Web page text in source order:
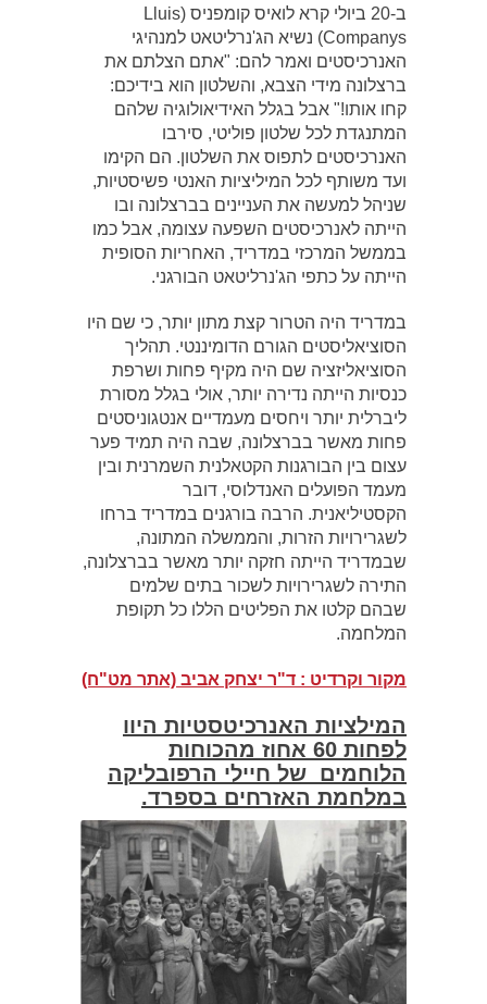
ב-20 ביולי קרא לואיס קומפניס (Lluis
Companys) נשיא הג'נרליטאט למנהיגי
האנרכיסטים ואמר להם: "אתם הצלתם את
ברצלונה מידי הצבא, והשלטון הוא בידיכם:
קחו אותו!" אבל בגלל האידיאולוגיה שלהם
המתנגדת לכל שלטון פוליטי, סירבו
האנרכיסטים לתפוס את השלטון. הם הקימו
ועד משותף לכל המיליציות האנטי פשיסטיות,
שניהל למעשה את העניינים בברצלונה ובו
הייתה לאנרכיסטים השפעה עצומה, אבל כמו
בממשל המרכזי במדריד, האחריות הסופית
הייתה על כתפי הג'נרליטאט הבורגני.
במדריד היה הטרור קצת מתון יותר, כי שם היו
הסוציאליסטים הגורם הדומיננטי. תהליך
הסוציאליזציה שם היה מקיף פחות ושרפת
כנסיות הייתה נדירה יותר, אולי בגלל מסורת
ליברלית יותר ויחסים מעמדיים אנטגוניסטים
פחות מאשר בברצלונה, שבה היה תמיד פער
עצום בין הבורגנות הקטאלנית השמרנית ובין
מעמד הפועלים האנדלוסי, דובר
הקסטיליאנית. הרבה בורגנים במדריד ברחו
לשגרירויות הזרות, והממשלה המתונה,
שבמדריד הייתה חזקה יותר מאשר בברצלונה,
התירה לשגרירויות לשכור בתים שלמים
שבהם קלטו את הפליטים הללו כל תקופת
המלחמה.
מקור וקרדיט : ד"ר יצחק אביב (אתר מט"ח)
המילציות האנרכיטסטיות היוו
לפחות 60 אחוז מהכוחות
הלוחמים של חיילי הרפובליקה
במלחמת האזרחים בספרד.